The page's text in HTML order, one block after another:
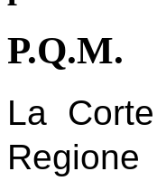
P.Q.M.
La